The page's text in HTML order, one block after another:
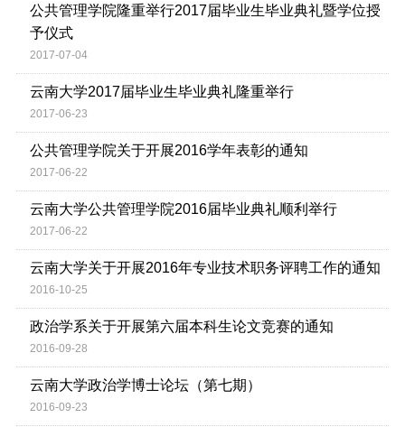
公共管理学院隆重举行2017届毕业生毕业典礼暨学位授
予仪式
2017-07-04
云南大学2017届毕业生毕业典礼隆重举行
2017-06-23
公共管理学院关于开展2016学年表彰的通知
2017-06-22
云南大学公共管理学院2016届毕业典礼顺利举行
2017-06-22
云南大学关于开展2016年专业技术职务评聘工作的通知
2016-10-25
政治学系关于开展第六届本科生论文竞赛的通知
2016-09-28
云南大学政治学博士论坛（第七期）
2016-09-23